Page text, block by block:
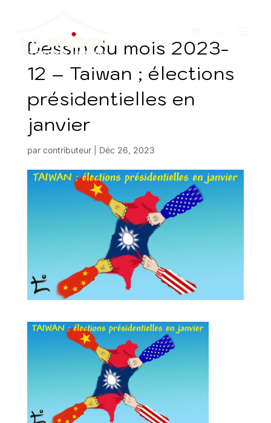
Dessin du mois 2023-
12 – Taiwan ; élections
présidentielles en
janvier
par contributeur| Déc 26, 2023